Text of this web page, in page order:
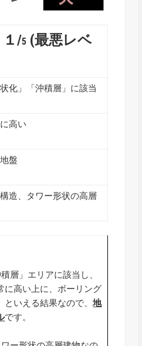
１/5 (最悪レベ
化」「沖積層」に該当
高い
盤
造、タワー形状の高層
層」エリアに該当し、
に高い上に、ボーリング
といえる結果なので、地
です。